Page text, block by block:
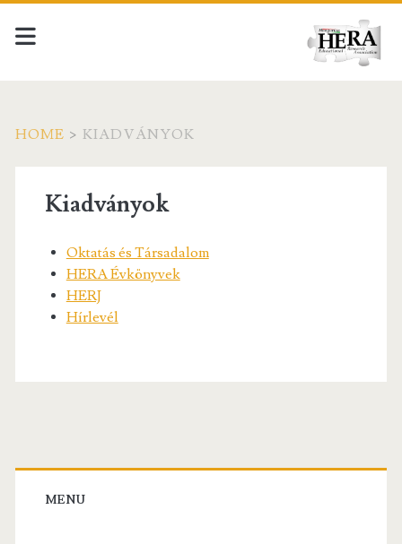
HOME > KIADVÁNYOK
Kiadványok
Oktatás és Társadalom
HERA Évkönyvek
HERJ
Hírlevél
Primary
Sidebar
MENU